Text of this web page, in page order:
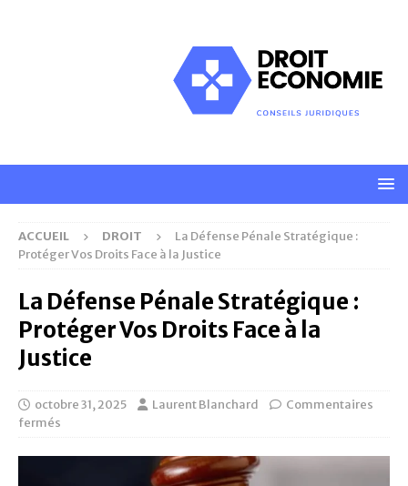
ACCUEIL DROIT
La Défense Pénale Stratégique :
Protéger Vos Droits Face à la Justice
La Défense Pénale Stratégique :
Protéger Vos Droits Face à la
Justice
octobre 31, 2025 Laurent Blanchard
Commentaires
fermés